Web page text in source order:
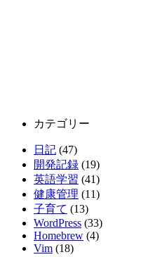
カテゴリー
日記 (47)
開発記録 (19)
英語学習 (41)
健康管理 (11)
子育て (13)
WordPress (33)
Homebrew (4)
Vim (18)